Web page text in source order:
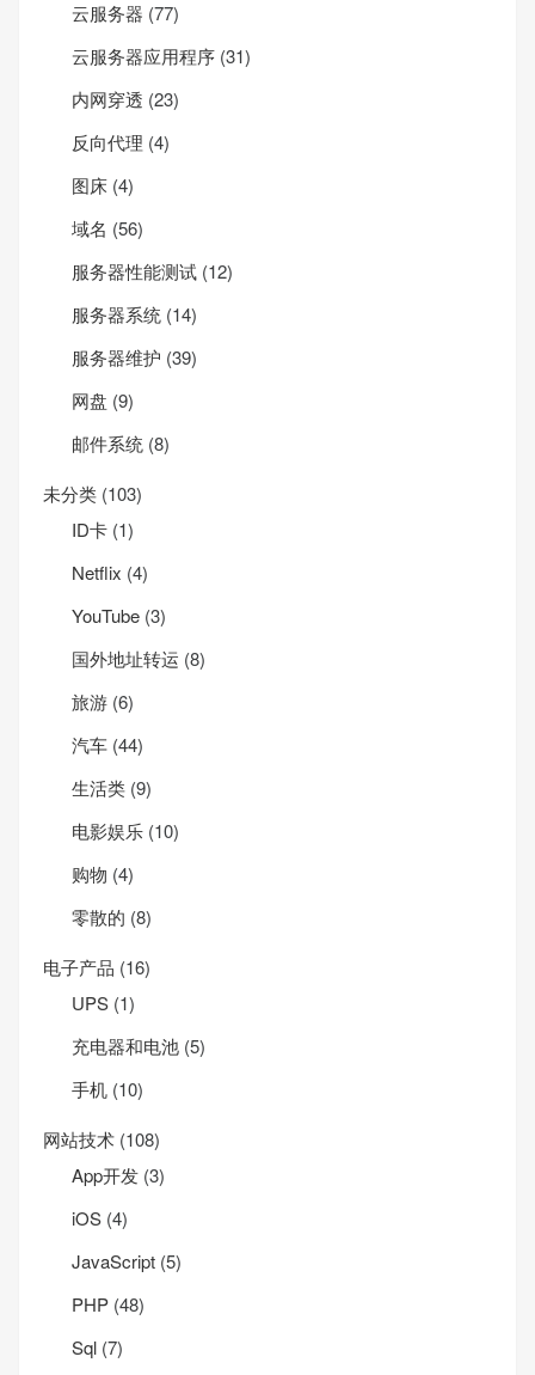
云服务器 (77)
云服务器应用程序 (31)
内网穿透 (23)
反向代理 (4)
图床 (4)
域名 (56)
服务器性能测试 (12)
服务器系统 (14)
服务器维护 (39)
网盘 (9)
邮件系统 (8)
未分类 (103)
ID卡 (1)
Net­flix (4)
YouTube (3)
国外地址转运 (8)
旅游 (6)
汽车 (44)
生活类 (9)
电影娱乐 (10)
购物 (4)
零散的 (8)
电子产品 (16)
UPS (1)
充电器和电池 (5)
手机 (10)
网站技术 (108)
App开发 (3)
iOS (4)
JavaScript (5)
PHP (48)
Sql (7)